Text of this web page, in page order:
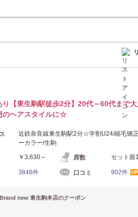
り【東生駒駅徒歩2分】20代～60代まで
のヘアスタイルに☆
近鉄奈良線東生駒駅2分☆学割U24/縮毛矯
ーカラー/生駒
￥3,630～ 席数 セット面
3846件 口コミ 902件 UP
new 東生駒本店のクーポン